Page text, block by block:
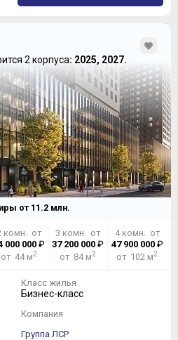
2 корпуса: 2025, 2027.
от 11.2млн.
комн. от
000 000₽
от 44 м2
3 комн. от
37 200 000 ₽
от 84 м2
4 комн. от
47 900 000₽
от 102 м2
Класс жилья
Бизнес-класс
Компания
Группа ЛСР